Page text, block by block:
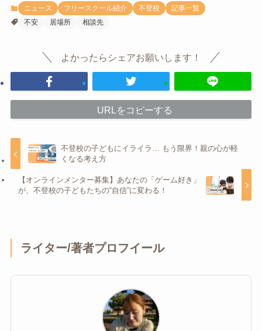
ニュース フリースクール紹介 不登校
記事一覧
不安
居場所 相談先
よかったらシェアお願いします！
URLをコピーする
不登校の子どもにイライラ… もう限界！親の心が軽
くなる考え方
【オンラインメンター募集】あなたの「ゲーム好き」
が、不登校の子どもたちの“自信”に変わる！
ライター/著者プロフイール